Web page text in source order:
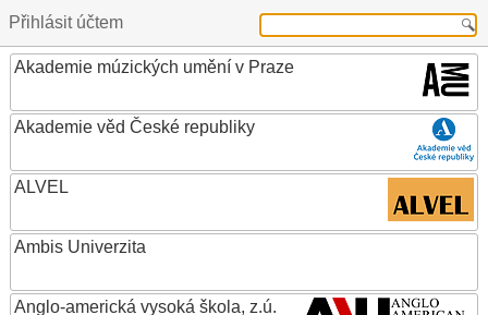
Přihlásit účtem
Akademie múzických umění v Praze
Akademie věd České republiky
ALVEL
Ambis Univerzita
Anglo-americká vysoká škola, z.ú.